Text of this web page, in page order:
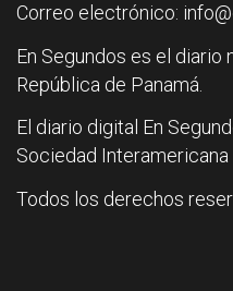
Correo electrónico:
En Segundos es el diario
República de Panamá.
El diario digital En
Sociedad Interamericana
Todos los derechos